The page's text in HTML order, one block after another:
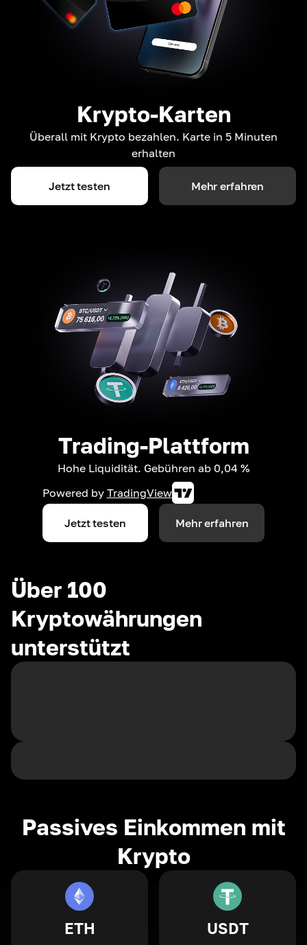
Krypto-Karten
Überall mit Krypto bezahlen. Karte in 5 Minuten
erhalten
Jetzt testen Mehr erfahren
Trading-Plattform
Hohe Liquidität. Gebühren ab 0,04 %
Powered by TradingView
Jetzt testen Mehr erfahren
Über 100
Kryptowährungen
unterstützt
Passives Einkommen mit
Krypto
ETH USDT